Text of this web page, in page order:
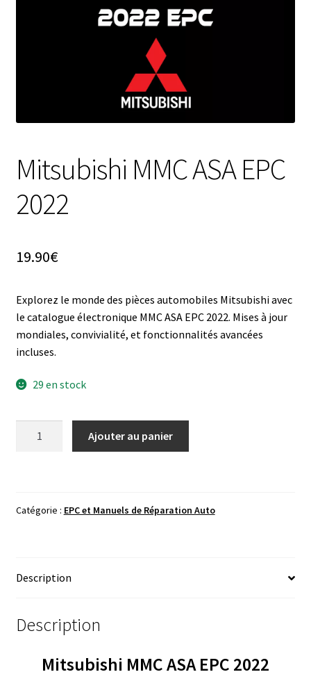
Mitsubishi MMC ASA EPC
2022
19.90€
Explorez le monde des pièces automobiles Mitsubishi avec
le catalogue électronique MMC ASA EPC 2022. Mises à jour
mondiales, convivialité, et fonctionnalités avancées
incluses.
29 en stock
EPC
Ajouter au panier
Catégorie : EPC et Manuels de Réparation Auto
Description
Description
Mitsubishi MMC ASA EPC 2022